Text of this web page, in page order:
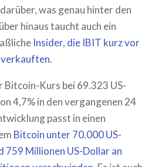
was genau hinter den
hinaus taucht auch ein
Insider, die IBIT kurz vor
.
Kurs bei 69.323 US-
4,7% in den vergangenen 24
passt in einen
Bitcoin unter 70.000 US-
759 Millionen US-Dollar an